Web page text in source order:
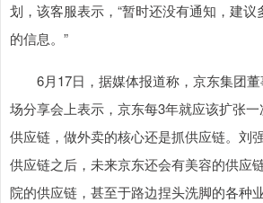
划，该客服表示，“暂时还没有通知，建
的信息。”
6月17日，据媒体报道称，京东集团董
场分享会上表示，京东每3年就应该扩张
供应链，做外卖的核心还是抓供应链。刘
供应链之后，未来京东还会有美容的供应
院的供应链，甚至于路边捏头洗脚的各种